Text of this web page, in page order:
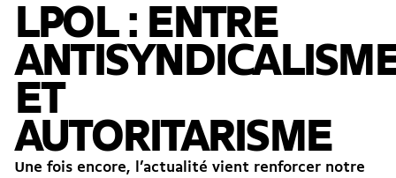
LPOL : ENTRE
ET
AUTORITARISME
Une fois encore, l’actualité vient renforcer notre